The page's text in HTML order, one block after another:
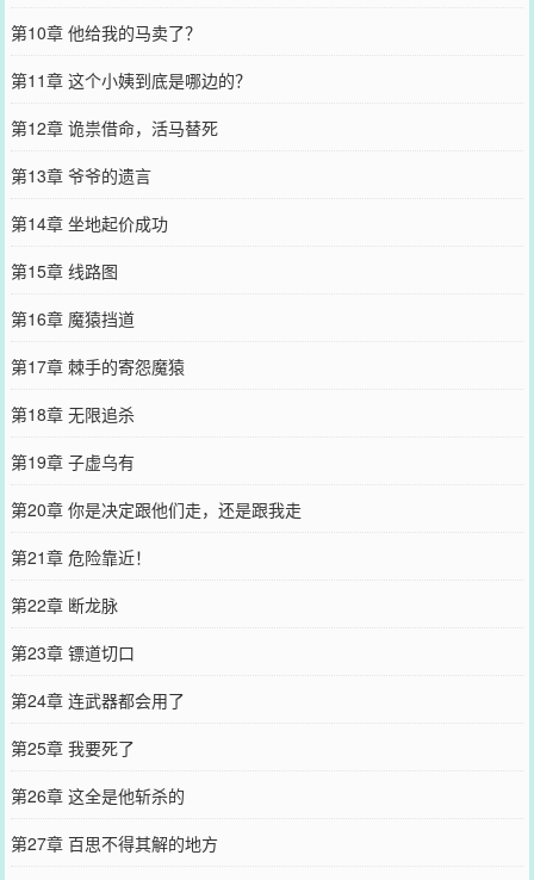
第10章 他给我的马卖了？
第11章 这个小姨到底是哪边的？
第12章 诡祟借命，活马替死
第13章 爷爷的遗言
第14章 坐地起价成功
第15章 线路图
第16章 魔猿挡道
第17章 棘手的寄怨魔猿
第18章 无限追杀
第19章 子虚乌有
第20章 你是决定跟他们走，还是跟我走
第21章 危险靠近！
第22章 断龙脉
第23章 镖道切口
第24章 连武器都会用了
第25章 我要死了
第26章 这全是他斩杀的
第27章 百思不得其解的地方